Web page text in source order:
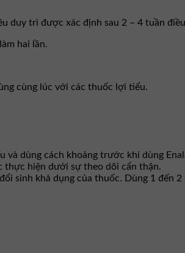
duy trì được xác định sau 2 – 4 tuần
hai lần.
cùng lúc với các thuốc lợi tiểu.
dùng cách khoảng trước khi dùng
thực hiện dưới sự theo dõi cẩn thận.
sinh khả dụng của thuốc. Dùng 1 đến 2